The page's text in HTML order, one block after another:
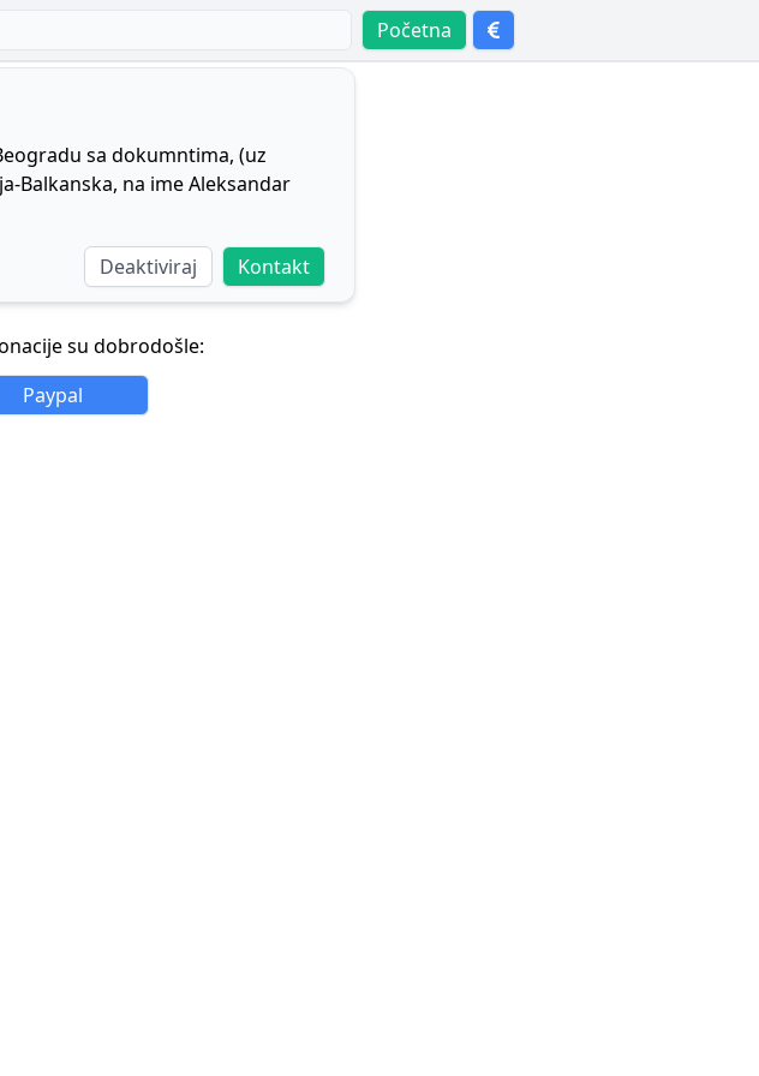
Početna
sa dokumntima, (uz
Balkanska, na ime Aleksandar
Deaktiviraj Kontakt
su dobrodošle:
Paypal